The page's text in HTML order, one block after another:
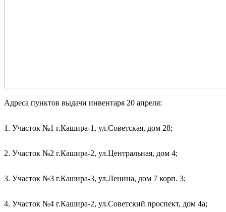
Адреса пунктов выдачи инвентаря 20 апреля:
1. Участок №1 г.Кашира-1, ул.Советская, дом 28;
2. Участок №2 г.Кашира-2, ул.Центральная, дом 4;
3. Участок №3 г.Кашира-3, ул.Ленина, дом 7 корп. 3;
4. Участок №4 г.Кашира-2, ул.Советский проспект, дом 4а;